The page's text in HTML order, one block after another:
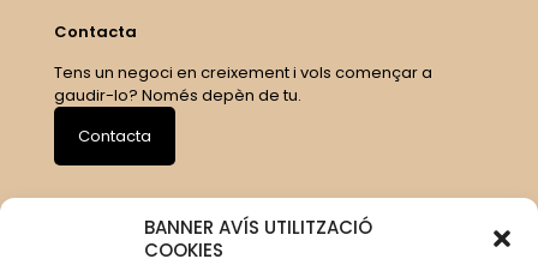
BANNER AVÍS UTILITZACIÓ
COOKIES
Contacta
Tens un negoci en creixement i vols començar a
gaudir-lo? Només depèn de tu.
Contacta